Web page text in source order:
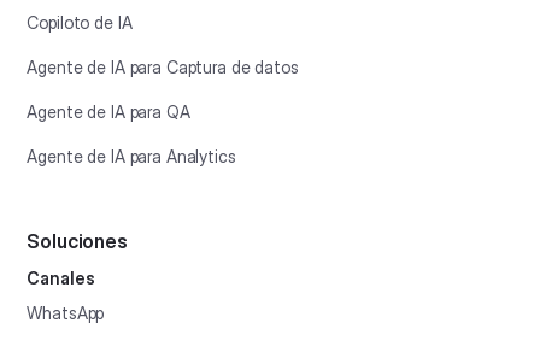
Copiloto de IA
Agente de IA para Captura de datos
Agente de IA para QA
Agente de IA para Analytics
Soluciones
Canales
WhatsApp